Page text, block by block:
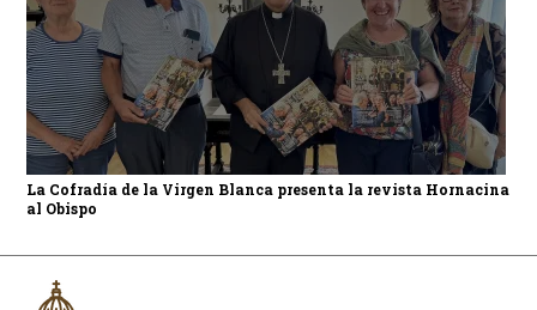
La Cofradía de la Virgen Blanca presenta la revista Hornacina
al Obispo